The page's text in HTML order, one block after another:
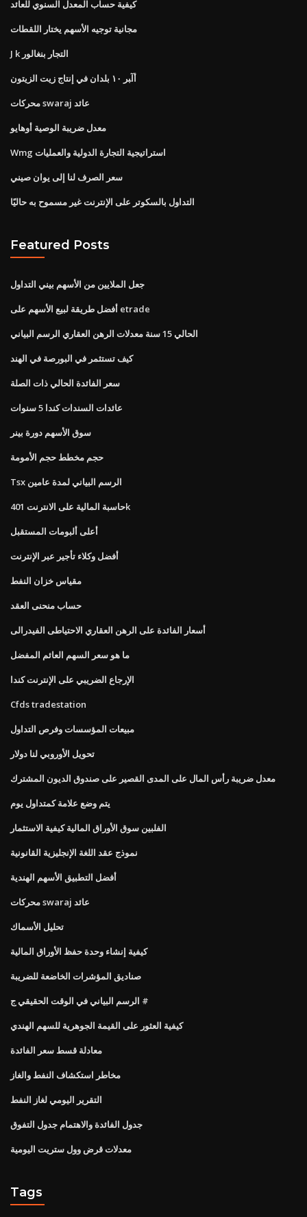
كيفية حساب المعدل السنوي للعائد
مجانية توجيه الأسهم يختار اللقطات
J k التجار بنغالور
أآﺒﺮ ١٠ ﺑﻠﺪان ﻓﻲ إﻧﺘﺎج زﻳﺖ اﻟﺰﻳﺘﻮن
محركات swaraj عائد
معدل ضريبة الوصية أوهايو
Wmg استراتيجية التجارة الدولية والعمليات
سعر الصرف لنا إلى يوان صيني
التداول بالسكوتر على الإنترنت غير مسموح به حاليًا
Featured Posts
جعل الملايين من الأسهم بيني التداول
أفضل طريقة لبيع الأسهم على etrade
الحالي 15 سنة معدلات الرهن العقاري الرسم البياني
كيف تستثمر في البورصة في الهند
سعر الفائدة الحالي ذات الصلة
عائدات السندات كندا 5 سنوات
سوق الأسهم دورة بينر
حجم مخطط حجم الأمومة
Tsx الرسم البياني لمدة عامين
حاسبة المالية على الانترنت 401k
أعلى ألبومات المستقبل
أفضل وكلاء تأجير عبر الإنترنت
مقياس خزان النفط
حساب منحنى العقد
أسعار الفائدة على الرهن العقاري الاحتياطى الفيدرالى
ما هو سعر السهم العائم المفضل
الإرجاع الضريبي على الإنترنت كندا
Cfds tradestation
مبيعات المؤسسات وفرص التداول
تحويل الأوروبي لنا دولار
معدل ضريبة رأس المال على المدى القصير على صندوق الديون المشترك
يتم وضع علامة كمتداول يوم
الفلبين سوق الأوراق المالية كيفية الاستثمار
نموذج عقد اللغة الإنجليزية القانونية
أفضل التطبيق الأسهم الهندية
محركات swaraj عائد
تحليل الأسماك
كيفية إنشاء وحدة حفظ الأوراق المالية
صناديق المؤشرات الخاضعة للضريبة
الرسم البياني في الوقت الحقيقي ج #
كيفية العثور على القيمة الجوهرية للسهم الهندي
معادلة قسط سعر الفائدة
مخاطر استكشاف النفط والغاز
التقرير اليومي لغاز النفط
جدول الفائدة والاهتمام جدول التفوق
معدلات قرض وول ستريت اليومية
Tags